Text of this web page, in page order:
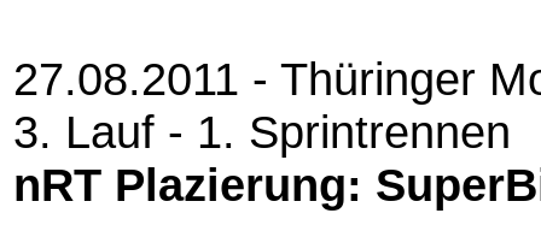
27.08.2011 - Thüringer
3. Lauf - 1. Sprintrennen
nRT Plazierung: